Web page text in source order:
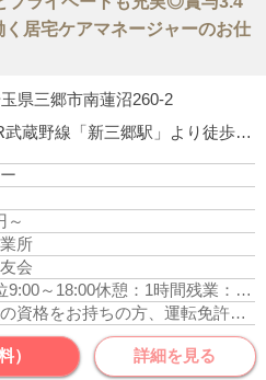
居宅ケアマネージャーのお仕
県三郷市南蓮沼260-2
JR武蔵野線「新三郷駅」より徒歩14分
～
所
会
9:00～18:00休憩：1時間残業：月平均5時間
介護支援専門員の資格をお持ちの方、運転免許あれば尚可
） 詳細を見る